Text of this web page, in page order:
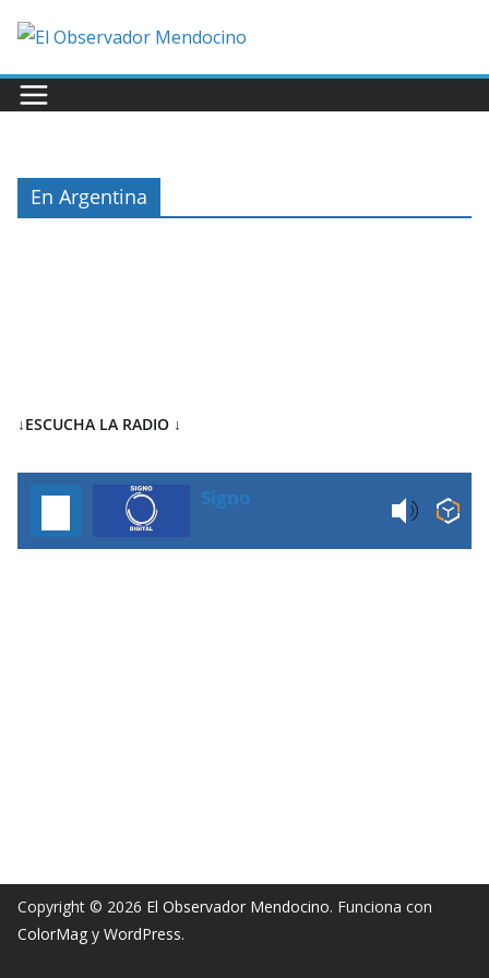
contenido
En Argentina
↓ESCUCHA LA RADIO ↓
Signo
Copyright © 2026 El Observador Mendocino. Funciona con
ColorMag y WordPress.